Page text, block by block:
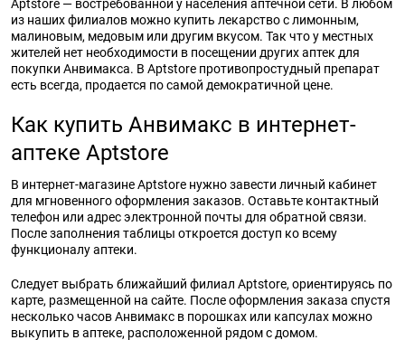
Aptstore — востребованной у населения аптечной сети. В любом
из наших филиалов можно купить лекарство с лимонным,
малиновым, медовым или другим вкусом. Так что у местных
жителей нет необходимости в посещении других аптек для
покупки Анвимакса. В Aptstore противопростудный препарат
есть всегда, продается по самой демократичной цене.
Как купить Анвимакс в интернет-
аптеке Aptstore
В интернет-магазине Aptstore нужно завести личный кабинет
для мгновенного оформления заказов. Оставьте контактный
телефон или адрес электронной почты для обратной связи.
После заполнения таблицы откроется доступ ко всему
функционалу аптеки.
Следует выбрать ближайший филиал Aptstore, ориентируясь по
карте, размещенной на сайте. После оформления заказа спустя
несколько часов Анвимакс в порошках или капсулах можно
выкупить в аптеке, расположенной рядом с домом.